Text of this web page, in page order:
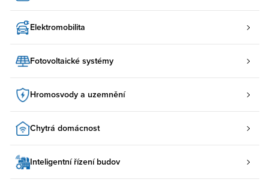
Elektromobilita
Fotovoltaické systémy
Hromosvody a uzemnění
Chytrá domácnost
Inteligentní řízení budov